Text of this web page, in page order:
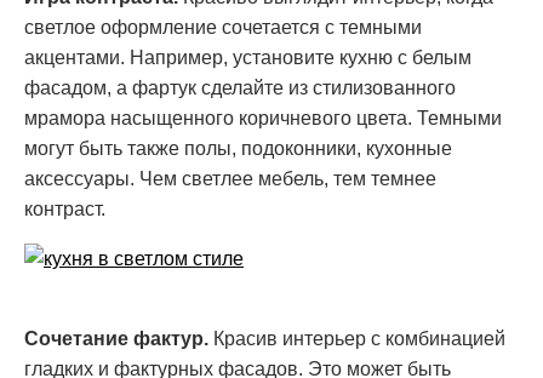
светлое оформление сочетается с темными
акцентами. Например, установите кухню с белым
фасадом, а фартук сделайте из стилизованного
мрамора насыщенного коричневого цвета. Темными
могут быть также полы, подоконники, кухонные
аксессуары. Чем светлее мебель, тем темнее
контраст.
Сочетание фактур. Красив интерьер с комбинацией
гладких и фактурных фасадов. Это может быть